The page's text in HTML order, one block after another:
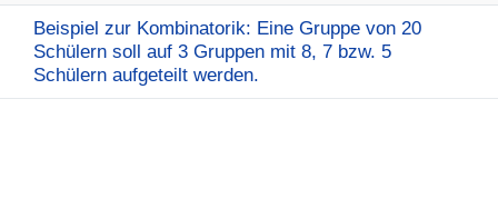
Beispiel zur Kombinatorik: Eine Gruppe von 20
Schülern soll auf 3 Gruppen mit 8, 7 bzw. 5
Schülern aufgeteilt werden.